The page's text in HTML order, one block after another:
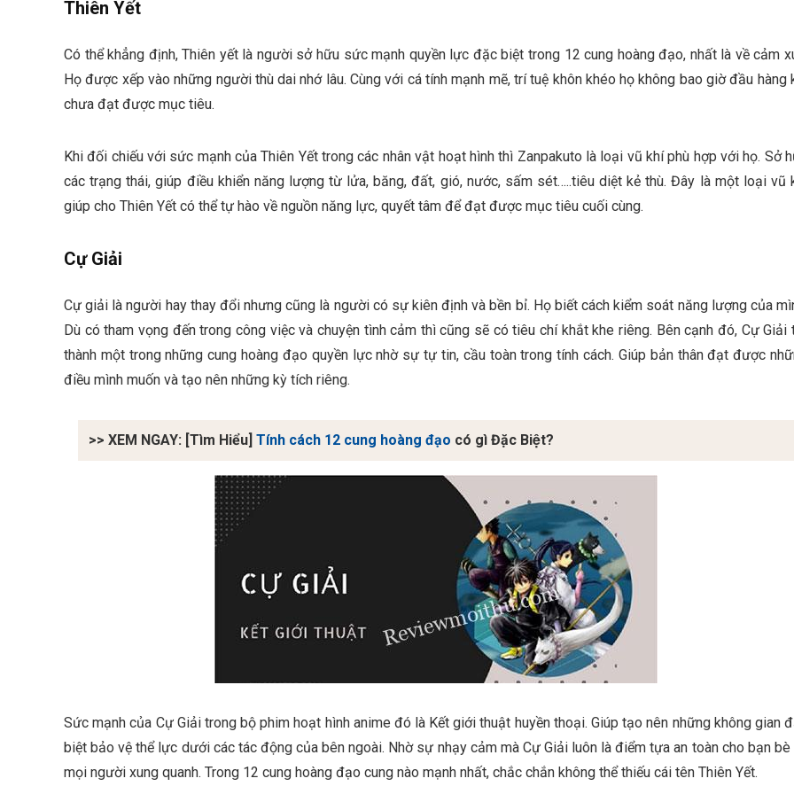
Thiên Yết
Có thể khẳng định, Thiên yết là người sở hữu sức mạnh quyền lực đặc biệt trong 12 cung hoàng đạo, nhất là về cảm
Họ được xếp vào những người thù dai nhớ lâu. Cùng với cá tính mạnh mẽ, trí tuệ khôn khéo họ không bao giờ đầu hàng
chưa đạt được mục tiêu.
Khi đối chiếu với sức mạnh của Thiên Yết trong các nhân vật hoạt hình thì Zanpakuto là loại vũ khí phù hợp với họ. Sở
các trạng thái, giúp điều khiển năng lượng từ lửa, băng, đất, gió, nước, sấm sét…..tiêu diệt kẻ thù. Đây là một loại vũ
giúp cho Thiên Yết có thể tự hào về nguồn năng lực, quyết tâm để đạt được mục tiêu cuối cùng.
Cự Giải
Cự giải là người hay thay đổi nhưng cũng là người có sự kiên định và bền bỉ. Họ biết cách kiểm soát năng lượng của
Dù có tham vọng đến trong công việc và chuyện tình cảm thì cũng sẽ có tiêu chí khắt khe riêng. Bên cạnh đó, Cự Giải
thành một trong những cung hoàng đạo quyền lực nhờ sự tự tin, cầu toàn trong tính cách. Giúp bản thân đạt được
điều mình muốn và tạo nên những kỳ tích riêng.
>> XEM NGAY: [Tìm Hiểu] Tính cách 12 cung hoàng đạo có gì Đặc Biệt?
Sức mạnh của Cự Giải trong bộ phim hoạt hình anime đó là Kết giới thuật huyền thoại. Giúp tạo nên những không gian
biệt bảo vệ thể lực dưới các tác động của bên ngoài. Nhờ sự nhạy cảm mà Cự Giải luôn là điểm tựa an toàn cho bạn bè
mọi người xung quanh. Trong 12 cung hoàng đạo cung nào mạnh nhất, chắc chắn không thể thiếu cái tên Thiên Yết.